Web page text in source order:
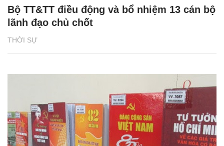
THỜI SỰ
Bộ TT&TT điều động và bổ nhiệm 13 cán bộ
lãnh đạo chủ chốt